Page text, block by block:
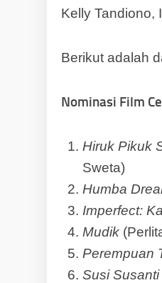
Kelly Tandiono,
Berikut adalah
Nominasi Film
Hiruk Pikuk
Sweta)
Humba
Imperfect:
Mudik
Perempuan
Susi